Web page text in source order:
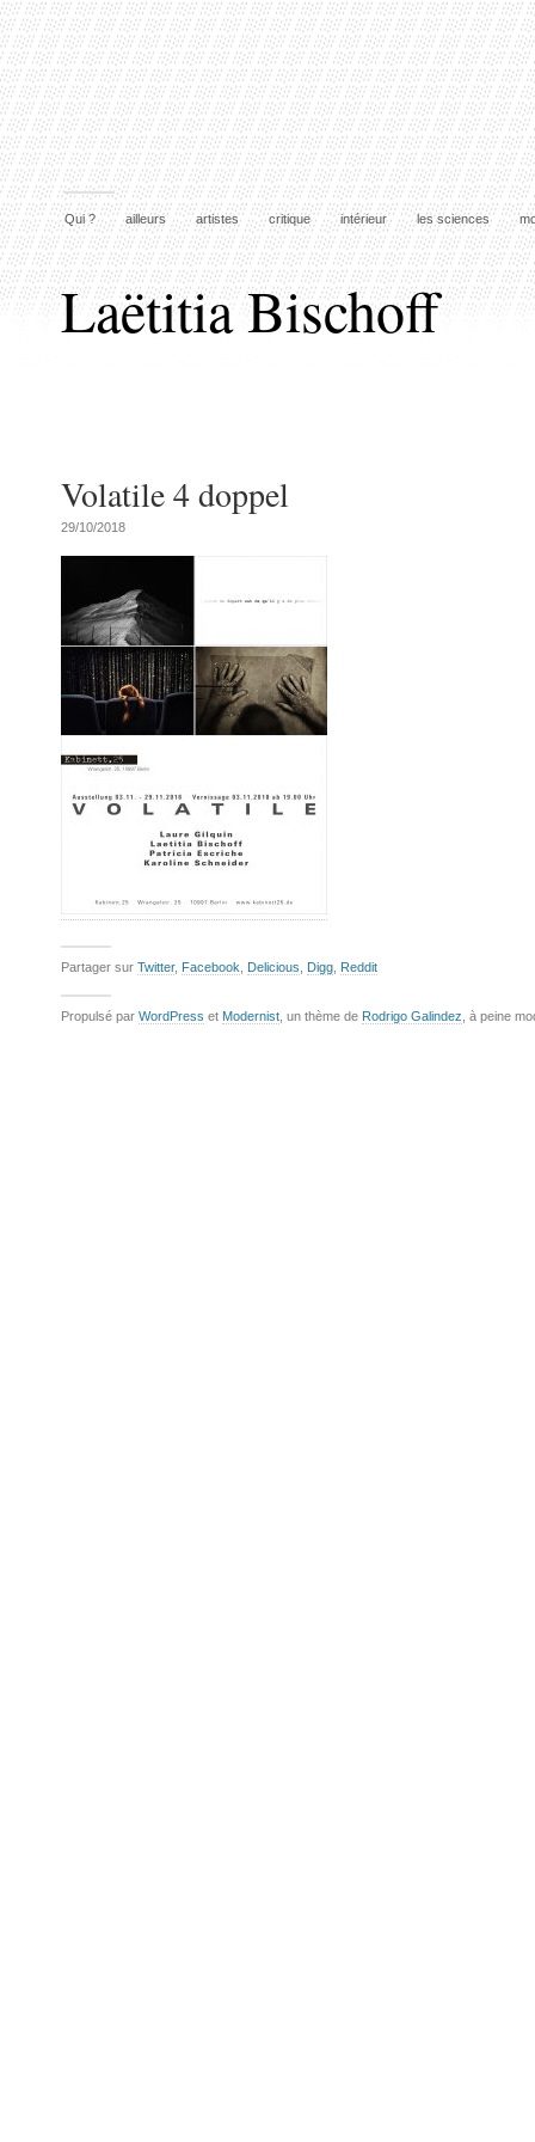
Qui ? ailleurs artistes critique intérieur les sciences
Laëtitia Bischoff
Volatile 4 doppel
29/10/2018
Partager sur Twitter, Facebook Delicious Digg Reddit
Propulsé par WordPress et Modernist , un thème de Rodrigo Galindez , à peine